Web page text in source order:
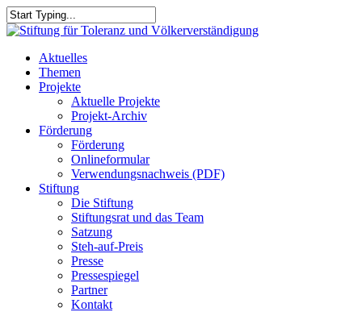
Skip
to
content
Close
search
Menu
Aktuelles
Themen
Projekte
Aktuelle Projekte
Projekt-Archiv
Förderung
Förderung
Onlineformular
Verwendungsnachweis (PDF)
Stiftung
Die Stiftung
Stiftungsrat und das Team
Satzung
Steh-auf-Preis
Presse
Pressespiegel
Partner
Kontakt